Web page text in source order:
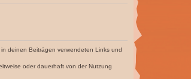
deinen Beiträgen verwendeten Links und
oder dauerhaft von der Nutzung